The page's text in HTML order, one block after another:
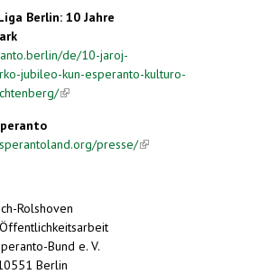
Berlin: 10 Jahre
de/10-jaroj-
jubileo-kun-esperanto-kulturo-
(link is external)
presse/(link is
Rolshoven
Bund e. V.
Berlin